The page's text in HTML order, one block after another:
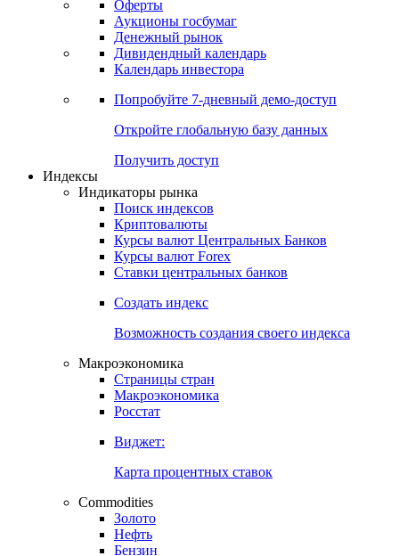
Календарь событий
Дефолты
Размещения
Оферты
Денежный рынок
Календарь инвестора
Попробуйте7-дневный
Откройте глобальную базу данных
Получить доступ
Индикаторы рынка
Поиск индексов
Курсы валют Центральных Банков
Ставки центральных банков
Создать индекс
Возможность создания своего индекса
Страницы стран
Росстат
Виджет:
Карта процентных ставок